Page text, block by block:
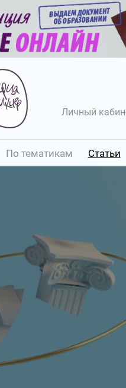
Личный
По тематикам Статьи